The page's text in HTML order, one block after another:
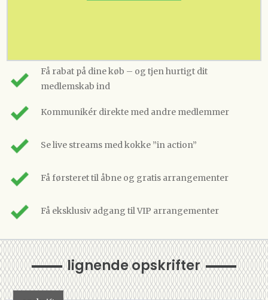
Få rabat på dine køb – og tjen hurtigt dit
medlemskab ind
Kommunikér direkte med andre medlemmer
Se live streams med kokke ”in action”
Få førsteret til åbne og gratis arrangementer
Få eksklusiv adgang til VIP arrangementer
lignende opskrifter